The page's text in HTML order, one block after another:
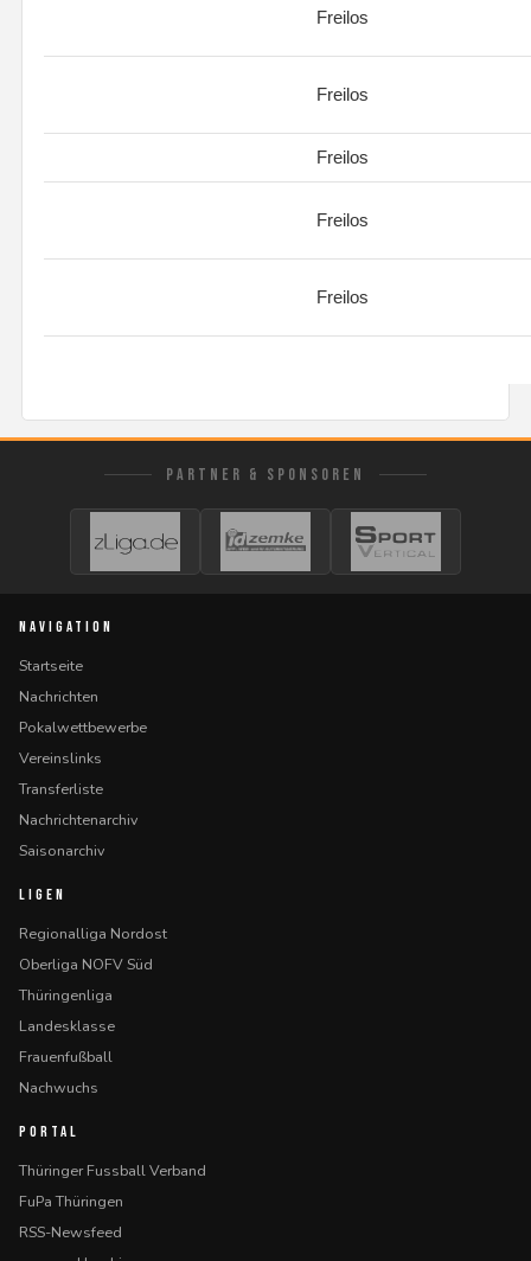
Freilos
Freilos
Freilos
Freilos
Freilos
PARTNER & SPONSOREN
NAVIGATION
Startseite
Nachrichten
Pokalwettbewerbe
Vereinslinks
Transferliste
Nachrichtenarchiv
Saisonarchiv
LIGEN
Regionalliga Nordost
Oberliga NOFV Süd
Thüringenliga
Landesklasse
Frauenfußball
Nachwuchs
PORTAL
Thüringer Fussball Verband
FuPa Thüringen
RSS-Newsfeed